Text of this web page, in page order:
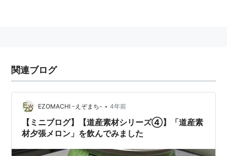
関連ブログ
EZOMACHI -えぞまち- • 4年前
【ミニブログ】【道産素材シリーズ④】「道産素
材夕張メロン」を飲んでみました